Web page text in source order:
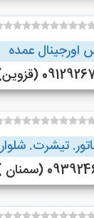
اورجینال عمده
(قزوین)
تیشرت.
(سمنان )